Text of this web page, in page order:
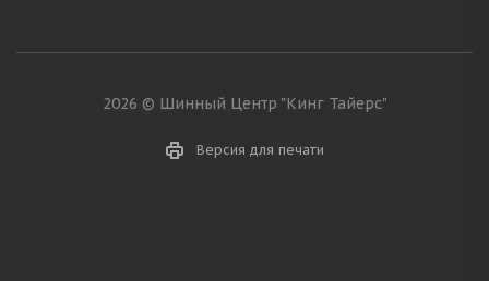
2026 © Шинный Центр "Кинг Тайерс"
Версия для печати